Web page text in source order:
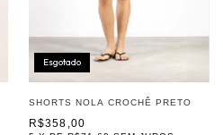
Esgotado
SHORTS NOLA CROCHÊ PRETO
R$358,00